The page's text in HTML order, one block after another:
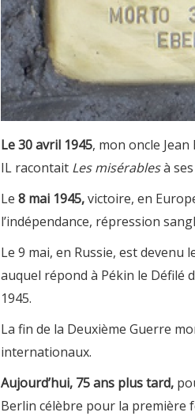
Le 30 avril 1945, mon oncle
IL racontait Les misérablesà
Le 8 mai 1945,victoire, en
l’indépendance, répression
Le 9 mai, en Russie, est devenu
auquel répond à Pékin le Défilé
1945.
La fin de la Deuxième Guerre
internationaux.
Aujourd’hui, 75 ans plus tard,
Berlin célèbre pour la première